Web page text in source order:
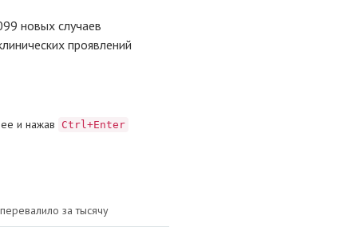
новых случаев
проявлений
и нажав Ctrl+Enter
за тысячу